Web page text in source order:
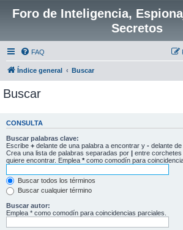
Foro de Inteligencia,
Secretos
FAQ
Índice general Buscar
Buscar
CONSULTA
Buscar palabras clave:
Escribe + delante de una palabra a encontrar y - delante
Crea una lista de palabras separadas por | entre
quiere encontrar. Emplea * como comodín para
Buscar todos los términos
Buscar cualquier término
Buscar autor:
Emplea * como comodín para coincidencias parciales.